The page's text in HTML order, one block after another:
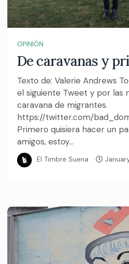
OPINIÓN
De caravanas y
Texto de: Valerie Andrews
el siguiente Tweet y por las
caravana de migrantes.
https://twitter.com/
Primero quisiera hacer un
amigos, estoy...
El Timbre Suena